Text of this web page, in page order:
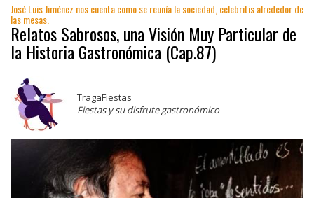
José Luis Jiménez nos cuenta como se reunía la sociedad, celebritis alrededor de
las mesas.
Relatos Sabrosos, una Visión Muy Particular de
la Historia Gastronómica (Cap.87)
TragaFiestas
Fiestas y su disfrute gastronómico